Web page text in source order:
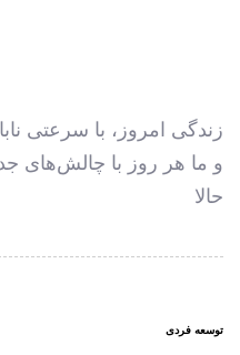
زندگی امروز، با سرعتی
و ما هر روز با چالش‌های
حالا
توسعه فردی